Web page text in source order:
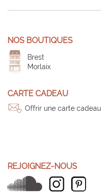
NOS BOUTIQUES
Brest
Morlaix
CARTE CADEAU
Offrir une carte cadeau
REJOIGNEZ-NOUS